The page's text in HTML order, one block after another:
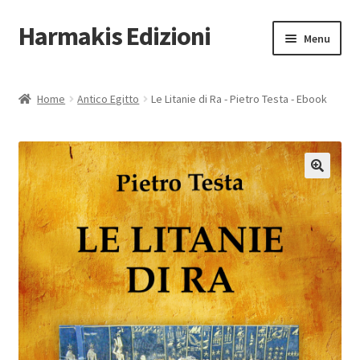
Vai
alla
Vai
al
Harmakis Edizioni Menu
menu
child
Novità Editoriali
Chi Siamo
Servizi
Tariffe
PUBBLICA CON NOI
Home Antico Egitto Le Litanie di Ra - Pietro Testa - Ebook
🔍